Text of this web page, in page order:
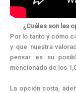
¿Cuáles son las
Por lo tanto y como
y que nuestra
pensar es su
mencionado de los
La opción corta,